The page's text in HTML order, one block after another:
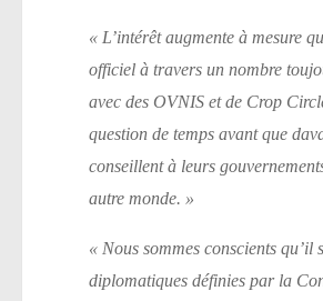
« L’intérêt augmente à mesure
officiel à travers un nombre
avec des OVNIS et de Crop
question de temps avant que
conseillent à leurs
autre monde. »
« Nous sommes conscients
diplomatiques définies par la